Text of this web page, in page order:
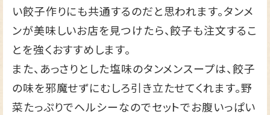
い餃子作りにも共通するのだと思われます。タンメ
ンが美味しいお店を見つけたら、餃子も注文するこ
とを強くおすすめします。
また、あっさりとした塩味のタンメンスープは、餃子
の味を邪魔せずにむしろ引き立たせてくれます。野
菜たっぷりでヘルシーなのでセットでお腹いっぱい